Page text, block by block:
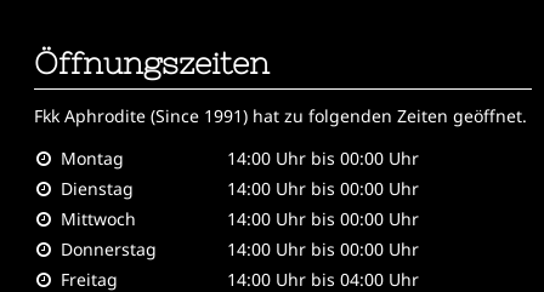
Öffnungszeiten
Fkk Aphrodite (Since 1991)hat zu folgenden Zeiten geöffnet.
Montag
14:00 Uhr bis 00:00 Uhr
Dienstag
14:00 Uhr bis 00:00 Uhr
Mittwoch
14:00 Uhr bis 00:00 Uhr
Donnerstag
14:00 Uhr bis 00:00 Uhr
Freitag
14:00 Uhr bis 04:00 Uhr